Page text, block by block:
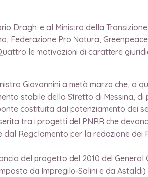
Draghi e al Ministro della
Federazione Pro Natura,
le motivazioni di carattere
Giovannini a metà marzo che, a
stabile dello Stretto di Messina, di
costituita dal potenziamento dei
tra i progetti del PNRR che
Regolamento per la redazione dei
del progetto del 2010 del General
da Impregilo-Salini e da Astaldi)